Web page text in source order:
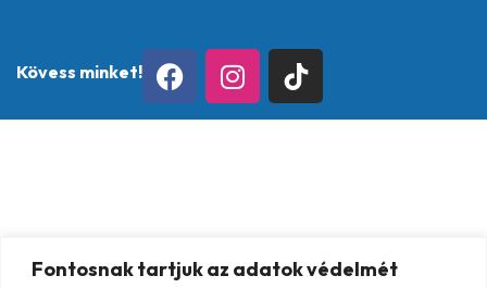
Fontosnak tartjuk az adatok védelmét
Kövess minket!